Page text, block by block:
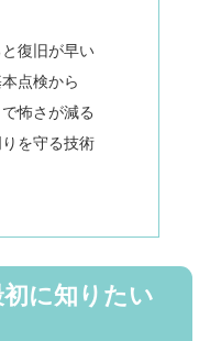
復旧が早い
点検から
怖さが減る
を守る技術
に知りたい